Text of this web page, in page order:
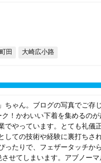
町田 大崎広小路
ちゃん。ブログの写真でご存
！かわいい下着を集めるの
でやっています。とても礼儀
しての技術や経験に裏打ちさ
ったりで、フェザータッチか
せてしまいます。アブノー